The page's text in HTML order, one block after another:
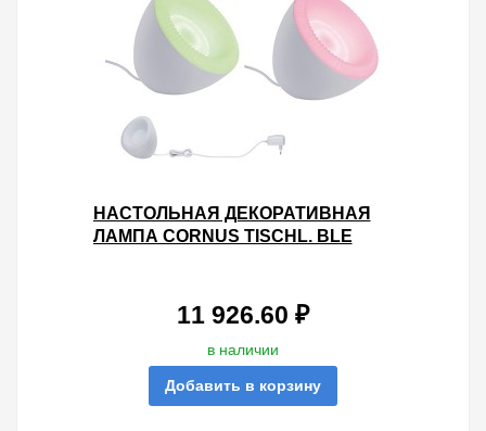
НАСТОЛЬНАЯ ДЕКОРАТИВНАЯ
ЛАМПА CORNUS TISCHL. BLE
11 926.60 ₽
в наличии
Добавить в корзину